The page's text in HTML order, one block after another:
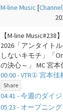
M-line Music [Channel
【M-line
2026「アンタイト
しないキモチ」「
の決心～」 MC 宮
00:00 - VTR① 宮本佳
Share
04:41 - 今週のダイジ
05:23 - オープニン